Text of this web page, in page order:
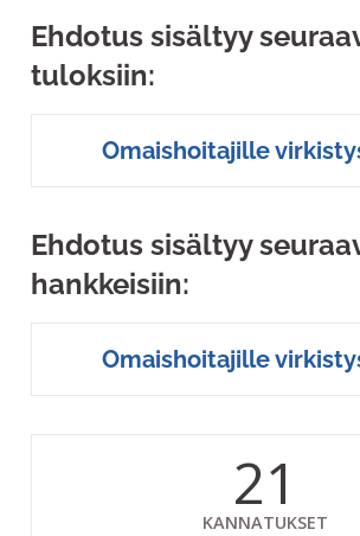
Ehdotus sisältyy
tuloksiin:
Omaishoitajille
Ehdotus sisältyy
hankkeisiin:
Omaishoitajille
21
KANNATUKSET